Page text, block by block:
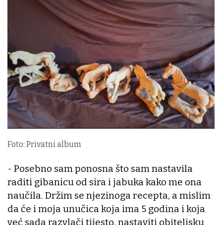
Foto: Privatni album
- Posebno sam ponosna što sam nastavila
raditi gibanicu od sira i jabuka kako me ona
naučila. Držim se njezinoga recepta, a mislim
da će i moja unučica koja ima 5 godina i koja
već sada razvlači tijesto, nastaviti obiteljsku